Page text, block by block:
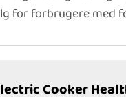
for forbrugere med
Cooker